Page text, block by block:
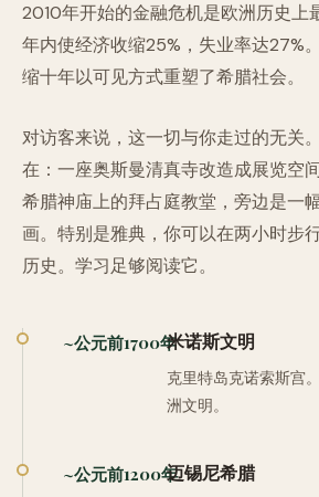
2010年开始的金融危机是欧洲历史上
年内使经济收缩25%，失业率达27%
缩十年以可见方式重塑了希腊社会。
对访客来说，这一切与你走过的无关
在：一座奥斯曼清真寺改造成展览空
希腊神庙上的拜占庭教堂，旁边是一
画。特别是雅典，你可以在两小时步
历史。学习足够阅读它。
~公元前1700年米诺斯文明
克里特岛克诺索斯宫
洲文明。
~公元前1200年迈锡尼希腊